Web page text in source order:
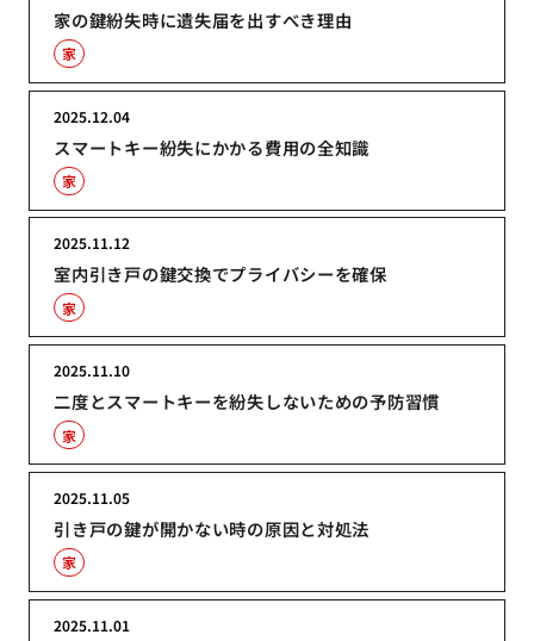
家の鍵紛失時に遺失届を出すべき理由
家
スマートキー紛失にかかる費用の全知識
2025.12.04
家
室内引き戸の鍵交換でプライバシーを確保
2025.11.12
家
二度とスマートキーを紛失しないための予防習慣
2025.11.10
家
引き戸の鍵が開かない時の原因と対処法
2025.11.05
家
2025.11.01